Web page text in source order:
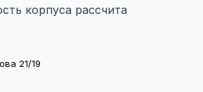
корпуса рассчита
21/19